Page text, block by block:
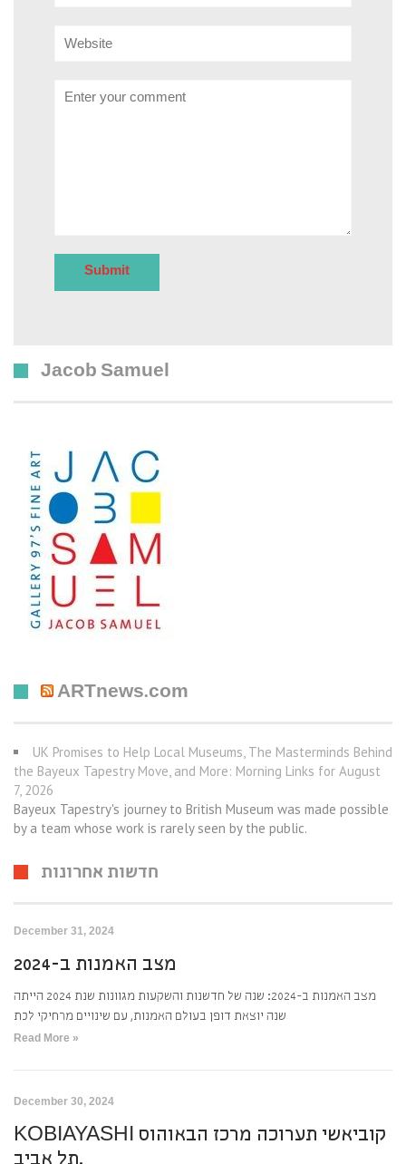
Jacob Samuel
ARTnews.com
UK Promises to Help Local Museums, The Masterminds Behind
the Bayeux Tapestry Move, and More: Morning Links for August
7, 2026
Bayeux Tapestry's journey to British Museum was made possible
by a team whose work is rarely seen by the public.
חדשות אחרונות
December 31, 2024
מצב האמנות ב-2024
מצב האמנות ב-2024: שנה של חדשנות והשקעות מגוונות שנת 2024 הייתה
שנה יוצאת דופן בעולם האמנות, עם שינויים מרחיקי לכת
Read More »
December 30, 2024
KOBIAYASHI קוביאשי תערוכה מרכז הבאוהוס